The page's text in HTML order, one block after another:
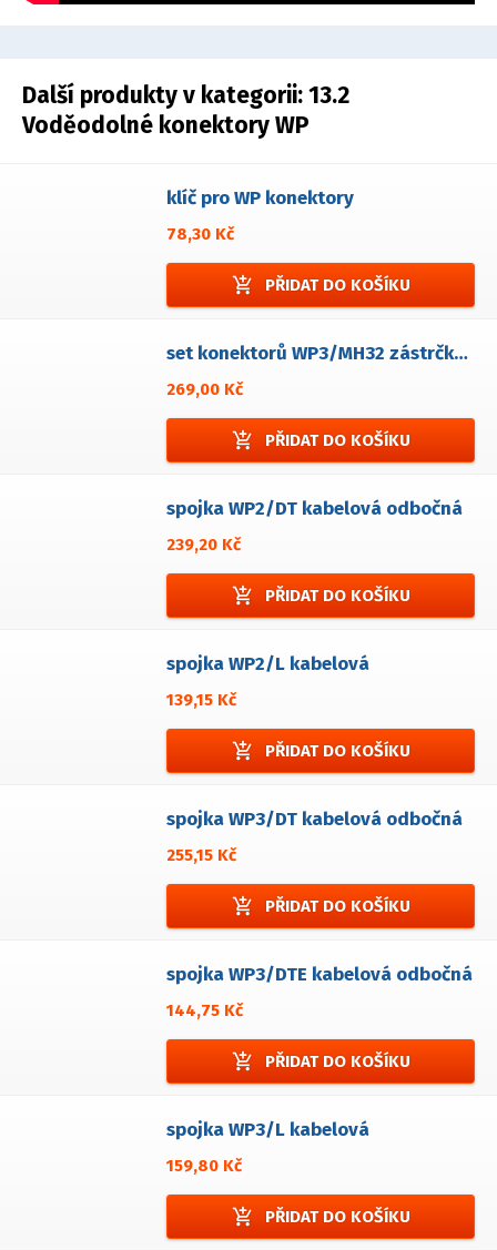
Další produkty v kategorii:13.2
Voděodolné konektory WP
klíč pro WP konektory
78,30 Kč
add_shopping_cart PŘIDAT DO KOŠÍKU
set konektorů WP3/MH32 zástrčka+zásuvka
269,00 Kč
add_shopping_cart PŘIDAT DO KOŠÍKU
spojka WP2/DT kabelová odbočná
239,20 Kč
add_shopping_cart PŘIDAT DO KOŠÍKU
spojka WP2/L kabelová
139,15 Kč
add_shopping_cart PŘIDAT DO KOŠÍKU
spojka WP3/DT kabelová odbočná
255,15 Kč
add_shopping_cart PŘIDAT DO KOŠÍKU
spojka WP3/DTE kabelová odbočná
144,75 Kč
add_shopping_cart PŘIDAT DO KOŠÍKU
spojka WP3/L kabelová
159,80 Kč
add_shopping_cart PŘIDAT DO KOŠÍKU